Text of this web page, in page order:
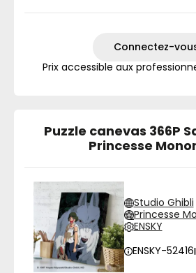
Connectez-
Prix accessible aux
Puzzle canevas 366P
Princesse
Studio Ghibli
Princesse
ENSKY
ENSKY-52416